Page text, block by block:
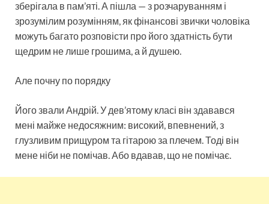
зберігала в пам’яті. А пішла — з розчаруванням і
зрозумілим розумінням, як фінансові звички чоловіка
можуть багато розповісти про його здатність бути
щедрим не лише грошима, а й душею.
Але почну по порядку
Його звали Андрій. У дев’ятому класі він здавався
мені майже недосяжним: високий, впевнений, з
глузливим прищуром та гітарою за плечем. Тоді він
мене ніби не помічав. Або вдавав, що не помічає.